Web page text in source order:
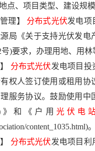
点、项目类型、建设规
理】 分布式光伏发电项
局《关于支持光伏发电
)要求，办理用地、用林
分布式光伏发电项目投
权人签订使用或租用
服务协议。鼓励使用
和《户用 光伏电
content_1035.html)。
分布式光伏发电项目利